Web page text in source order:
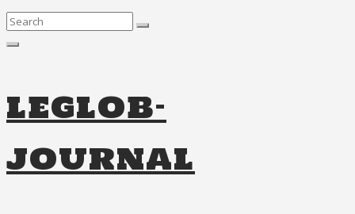
Search
leglob-
journal